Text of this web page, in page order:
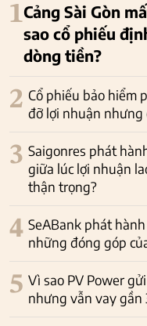
1Cảng Sài Gòn
sao cổ phiếu
dòng tiền?
2 Cổ phiếu bảo hiểm
đỡ lợi nhuận nhưng
3 Saigonres phát
giữa lúc lợi nhuận
thận trọng?
4 SeABank phát
những đóng góp
5 Vì sao PV Power
nhưng vẫn vay gần